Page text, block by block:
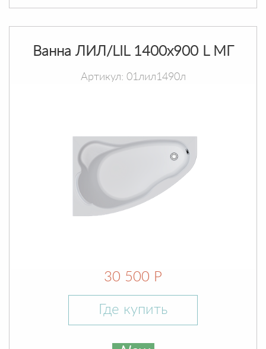
Ванна ЛИЛ/LIL 1400х900 L МГ
Артикул: 01лил1490л
30 500 Р
Где купить